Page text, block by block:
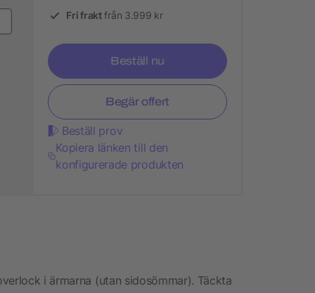
Fri fraktfrån 3.999 kr
Beställ nu
Begär offert
Beställ prov
Kopiera länken till den
konfigurerade produkten
i ärmarna (utan sidosömmar). Täckta